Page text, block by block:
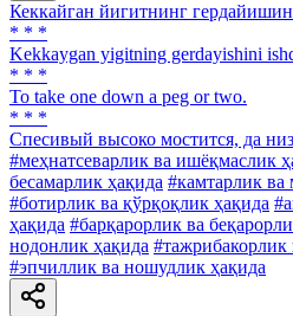
Кеккайган йигитнинг
* * *
Kekkaygan yigitning gerdayishini
* * *
To take one down a peg or two.
* * *
Спесивый высоко мостится, да
#меҳнатсеварлик ва ишёқмаслик
бесамарлик ҳақида #камтарлик ва
#ботирлик ва қўрқоқлик ҳақида
ҳақида #барқарорлик ва
нодонлик ҳақида #тажрибакорлик
#эпчиллик ва ношудлик ҳақида